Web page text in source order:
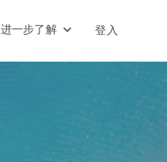
进一步了解 登入